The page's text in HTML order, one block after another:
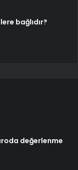
bağlıdır?
değerlenme